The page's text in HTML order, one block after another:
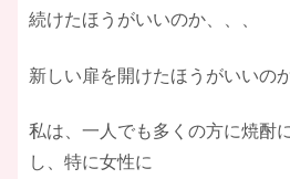
続けたほうがいいのか、、、
新しい扉を開けたほうがいいの
私は、一人でも多くの方に焼酎
し、特に女性に